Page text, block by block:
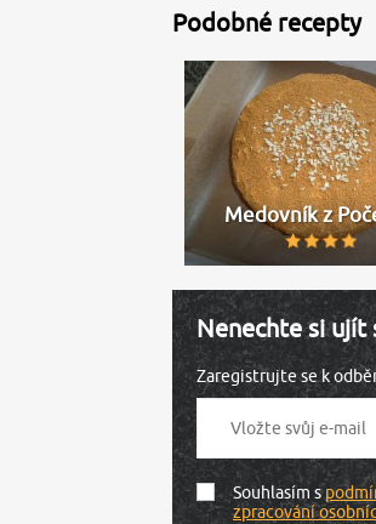
Podobné recepty
Medovník z
Nenechte si ujít
Zaregistrujte se k
Souhlasím s
zpracování